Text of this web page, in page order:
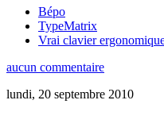
Bépo
TypeMatrix
Vrai clavier
aucun commentaire
lundi, 20 septembre 2010